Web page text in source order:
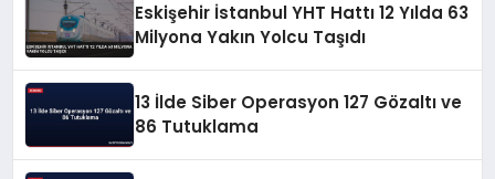
Eskişehir İstanbul YHT Hattı 12 Yılda 63
Milyona Yakın Yolcu Taşıdı
13 İlde Siber Operasyon 127 Gözaltı ve
86 Tutuklama